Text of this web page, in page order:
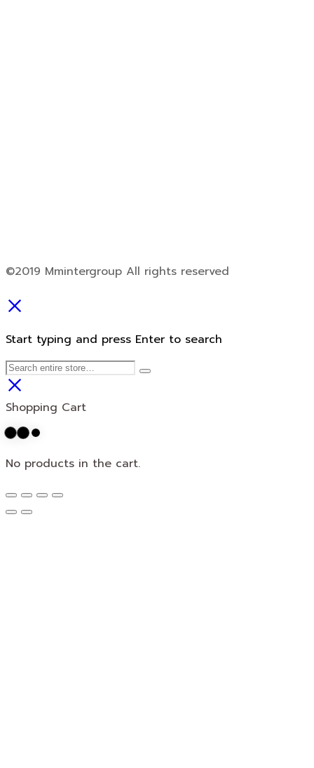
©2019 Mmintergroup All rights reserved
Start typing and press Enter to search
Shopping Cart
No products in the cart.